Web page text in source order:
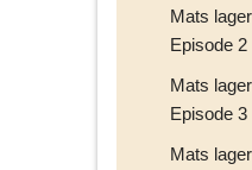
Mats
Episode 2
Mats
Episode 3
Mats